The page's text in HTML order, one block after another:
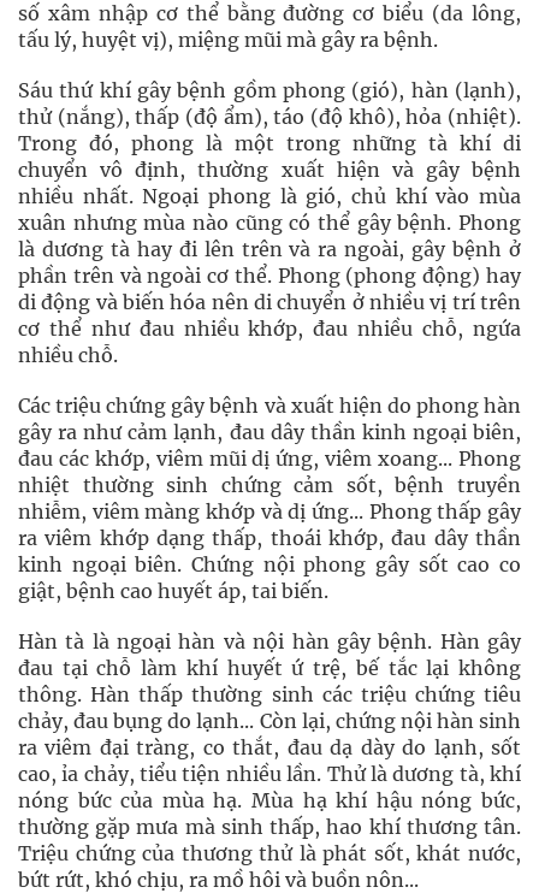
số xâm nhập cơ thể bằng đường cơ biểu (da lông,
tấu lý, huyệt vị), miệng mũi mà gây ra bệnh.
Sáu thứ khí gây bệnh gồm phong (gió), hàn (lạnh),
thử (nắng), thấp (độ ẩm), táo (độ khô), hỏa (nhiệt).
Trong đó, phong là một trong những tà khí di
chuyển vô định, thường xuất hiện và gây bệnh
nhiều nhất. Ngoại phong là gió, chủ khí vào mùa
xuân nhưng mùa nào cũng có thể gây bệnh. Phong
là dương tà hay đi lên trên và ra ngoài, gây bệnh ở
phần trên và ngoài cơ thể. Phong (phong động) hay
di động và biến hóa nên di chuyển ở nhiều vị trí trên
cơ thể như đau nhiều khớp, đau nhiều chỗ, ngứa
nhiều chỗ.
Các triệu chứng gây bệnh và xuất hiện do phong hàn
gây ra như cảm lạnh, đau dây thần kinh ngoại biên,
đau các khớp, viêm mũi dị ứng, viêm xoang... Phong
nhiệt thường sinh chứng cảm sốt, bệnh truyền
nhiễm, viêm màng khớp và dị ứng... Phong thấp gây
ra viêm khớp dạng thấp, thoái khớp, đau dây thần
kinh ngoại biên. Chứng nội phong gây sốt cao co
giật, bệnh cao huyết áp, tai biến.
Hàn tà là ngoại hàn và nội hàn gây bệnh. Hàn gây
đau tại chỗ làm khí huyết ứ trệ, bế tắc lại không
thông. Hàn thấp thường sinh các triệu chứng tiêu
chảy, đau bụng do lạnh... Còn lại, chứng nội hàn sinh
ra viêm đại tràng, co thắt, đau dạ dày do lạnh, sốt
cao, ỉa chảy, tiểu tiện nhiều lần. Thử là dương tà, khí
nóng bức của mùa hạ. Mùa hạ khí hậu nóng bức,
thường gặp mưa mà sinh thấp, hao khí thương tân.
Triệu chứng của thương thử là phát sốt, khát nước,
bứt rứt, khó chịu, ra mồ hôi và buồn nôn...